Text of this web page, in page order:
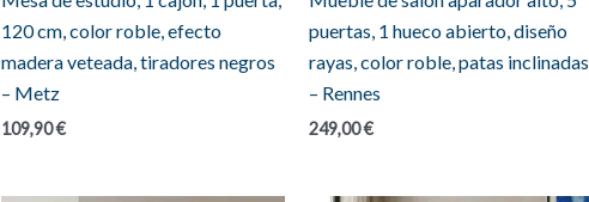
120 cm, color roble, efecto
madera veteada, tiradores negros
– Metz
109,90€
puertas, 1 hueco abierto, diseño
rayas, color roble, patas inclinadas
– Rennes
249,00€